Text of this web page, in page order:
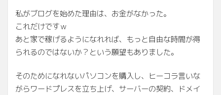
私がブログを始めた理由は、お金がなかった。
これだけですｗ
あと家で稼げるようになれれば、もっと自由な時間が得
られるのではないか？という願望もありました。
そのためになれないパソコンを購入し、ヒーコラ言いな
がらワードプレスを立ち上げ、サーバーの契約、ドメイ